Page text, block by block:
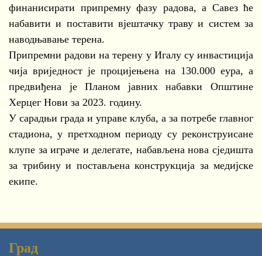
финанисирати припремну фазу радова, а Савез ће
набавити и поставити вјештачку траву и систем за
наводњавање терена.
Припремни радови на терену у Игалу су инвастиција
чија вриједност је процијењена на 130.000 еура, а
предвиђена је Планом јавних набавки Општине
Херцег Нови за 2023. годину.
У сарадњи града и управе клуба, а за потребе главног
стадиона, у претходном периоду су реконструисане
клупе за играче и делегате, набављена нова сједишта
за трибину и постављена конструкција за медијске
екипе.
Град